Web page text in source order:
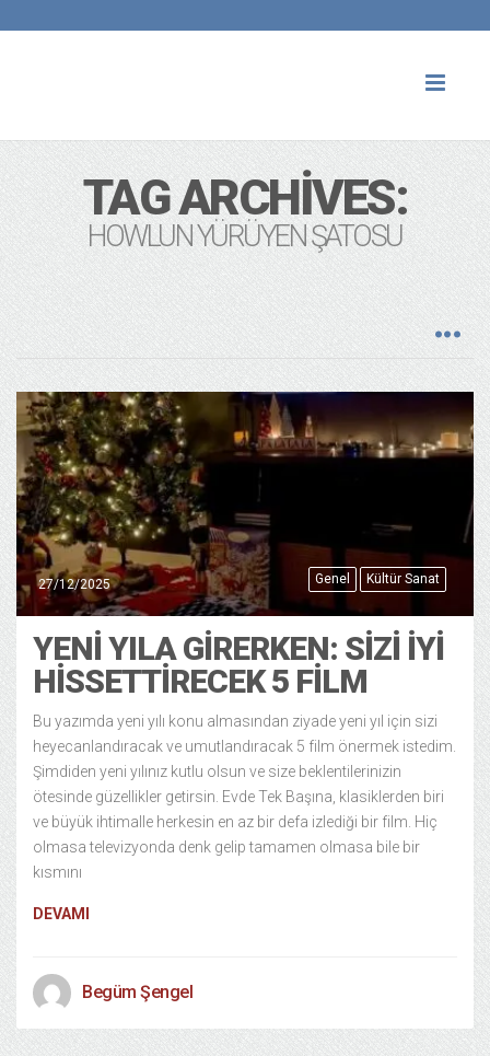
TAG ARCHIVES:
HOWLUN YÜRÜYEN ŞATOSU
Genel Kültür Sanat
27/12/2025
YENI YILA GIRERKEN: SIZI İYI
HISSETTIRECEK 5 FILM
Bu yazımda yeni yılı konu almasından ziyade yeni yıl için sizi
heyecanlandıracak ve umutlandıracak 5 film önermek istedim.
Şimdiden yeni yılınız kutlu olsun ve size beklentilerinizin
ötesinde güzellikler getirsin. Evde Tek Başına, klasiklerden biri
ve büyük ihtimalle herkesin en az bir defa izlediği bir film. Hiç
olmasa televizyonda denk gelip tamamen olmasa bile bir
kısmını
DEVAMI
Begüm Şengel